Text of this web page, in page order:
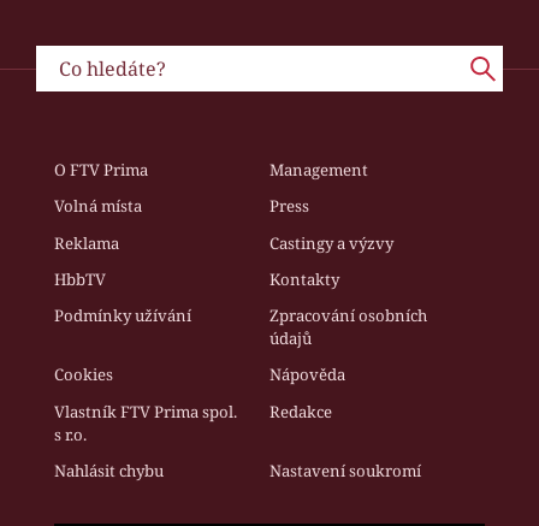
O FTV Prima
Management
Volná místa
Press
Reklama
Castingy a výzvy
HbbTV
Kontakty
Podmínky užívání
Zpracování osobních
údajů
Cookies
Nápověda
Vlastník FTV Prima spol.
s r.o.
Redakce
Nahlásit chybu Nastavení soukromí